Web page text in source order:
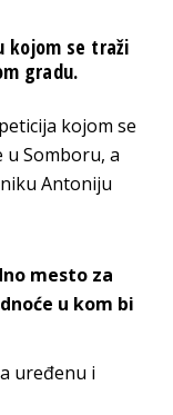
kojom se traži
gradu.
kojom se
Somboru, a
Antoniju
mesto za
u kom bi
uređenu i